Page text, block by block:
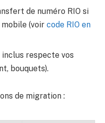
de numéro RIO si
mobile (voir code RIO en
respecte vos
bouquets).
de migration :